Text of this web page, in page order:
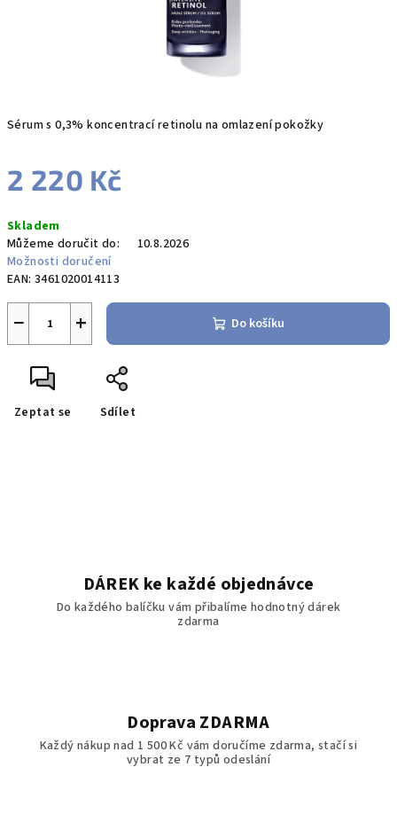
Sérum s 0,3% koncentrací retinolu na omlazení pokožky
2 220 Kč
cena:
Skladem
Můžeme doručit do:
10.8.2026
Možnosti doručení
EAN: 3461020014113
+
− Do košíku
Zeptat se Sdílet
DÁREK ke každé objednávce
Do každého balíčku vám přibalíme hodnotný dárek
zdarma
Doprava ZDARMA
Každý nákup nad 1 500 Kč vám doručíme zdarma, stačí si
vybrat ze 7 typů odeslání